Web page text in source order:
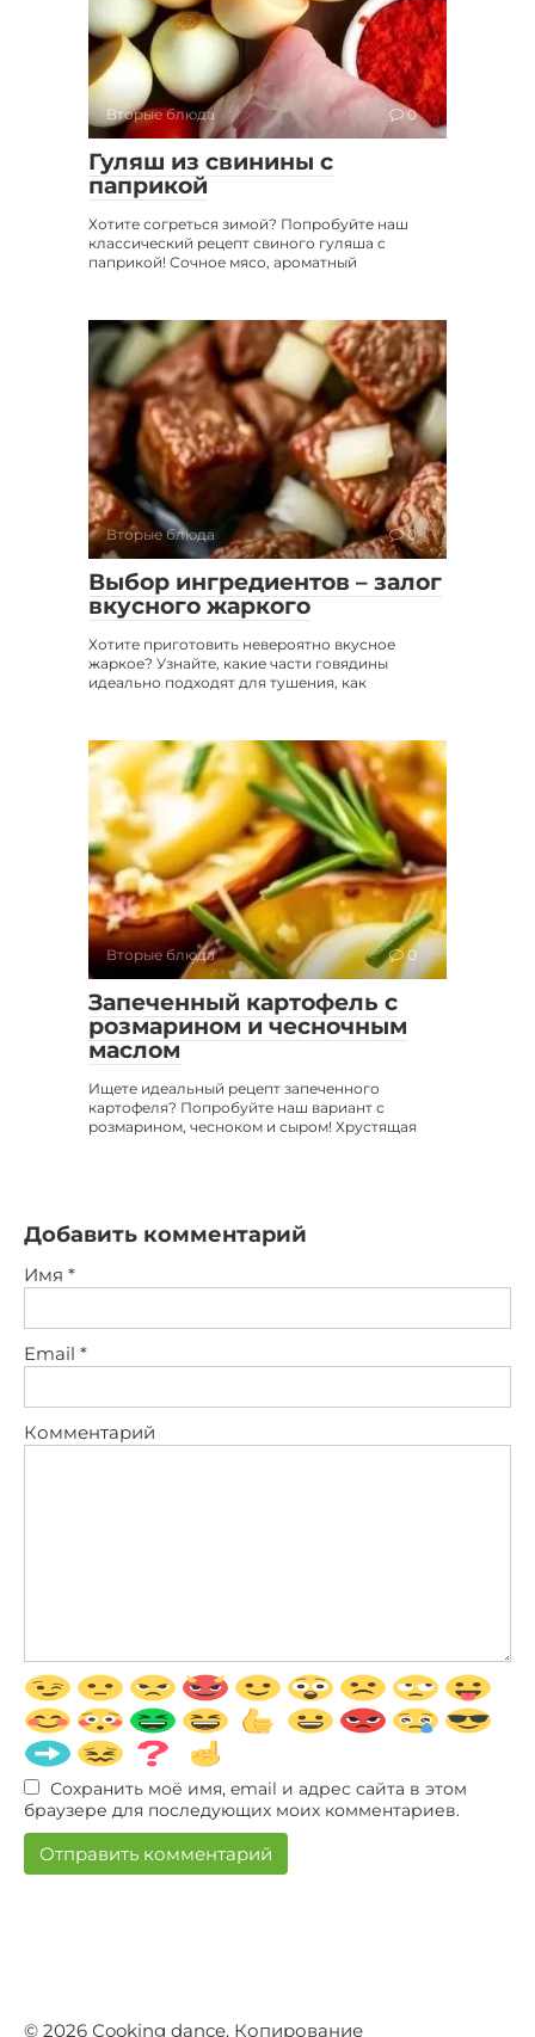
Вторые блюда 0
Гуляш из свинины с
паприкой
Хотите согреться зимой? Попробуйте наш
классический рецепт свиного гуляша с
паприкой! Сочное мясо, ароматный
Вторые блюда 0
Выбор ингредиентов – залог
вкусного жаркого
Хотите приготовить невероятно вкусное
жаркое? Узнайте, какие части говядины
идеально подходят для тушения, как
Вторые блюда 0
Запеченный картофель с
розмарином и чесночным
маслом
Ищете идеальный рецепт запеченного
картофеля? Попробуйте наш вариант с
розмарином, чесноком и сыром! Хрустящая
Добавить комментарий
Имя *
Email *
Комментарий
Сохранить моё имя, email и адрес сайта в этом
браузере для последующих моих комментариев.
© 2026 Сooking dance. Копирование